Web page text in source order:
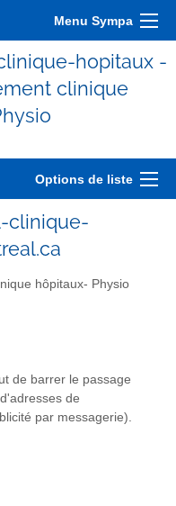
Menu Sympa
hopitaux -
clinique
Options de liste
clinique-
hôpitaux- Physio
de barrer le passage
de
par messagerie).